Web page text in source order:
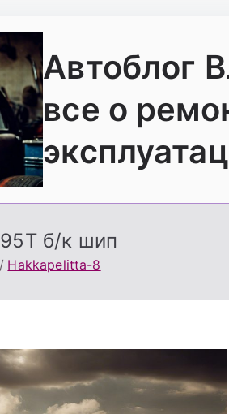
Автоблог
все о
б/к шип
Hakkapelitta-8